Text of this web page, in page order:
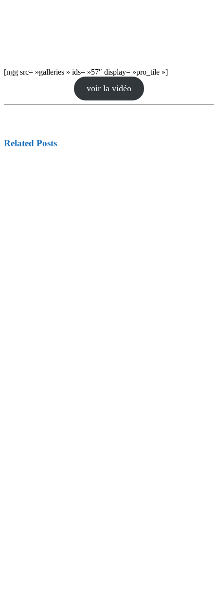
[ngg src= »galleries » ids= »57″ display= »pro_tile »]
voir la vidéo
Related Posts